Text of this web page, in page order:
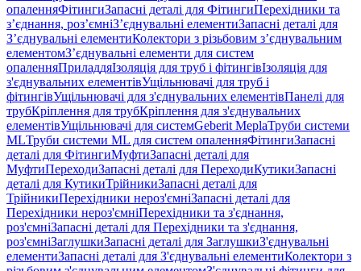
опаленняФітингиЗапасні деталі для ФітингиПерехідники та
з’єднання, роз’ємніЗ’єднувальні елементиЗапасні деталі для
З’єднувальні елементиКолектори з різьбовим з’єднувальним
елементомЗ’єднувальні елементи для систем
опаленняПриладдяІзоляція для труб і фітингівІзоляція для
з'єднувальних елементівУщільнювачі для труб і
фітингівУщільнювачі для з'єднувальних елементівПанелі для
трубКріплення для трубКріплення для з'єднувальних
елементівУщільнювачі для системGeberit MeplaТруби системи
MLТруби системи ML для систем опаленняФітингиЗапасні
деталі для ФітингиМуфтиЗапасні деталі для
МуфтиПереходиЗапасні деталі для ПереходиКутикиЗапасні
деталі для КутикиТрійникиЗапасні деталі для
ТрійникиПерехідники нероз'ємніЗапасні деталі для
Перехідники нероз'ємніПерехідники та з'єднання,
роз'ємніЗапасні деталі для Перехідники та з'єднання,
роз'ємніЗаглушкиЗапасні деталі для ЗаглушкиЗ'єднувальні
елементиЗапасні деталі для З'єднувальні елементиКолектори з